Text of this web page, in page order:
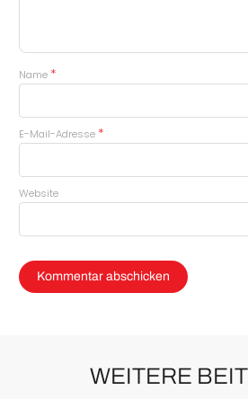
Name *
E-Mail-Adresse *
Website
WEITERE